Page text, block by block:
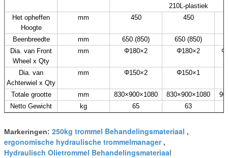
210L-plastiek
Het opheffen
Hoogte
mm 450 450
Beenbreedte mm 650 (850) 650 (850)
Dia. van Front
Wheel x Qty
mm Φ180×2 Φ180×2
Dia. van
Achterwiel x Qty
mm Φ150×2 Φ150×1
Totale grootte mm 830×900×1080 830×900×1080
Netto Gewicht
kg 65 63
Markeringen: 250kg trommel Behandelingsmateriaal ,
ergonomische hydraulische trommelmanager,
Hydraulisch Olietrommel Behandelingsmateriaal